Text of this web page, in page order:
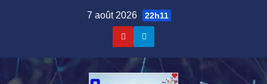
7 août 2026 22h11